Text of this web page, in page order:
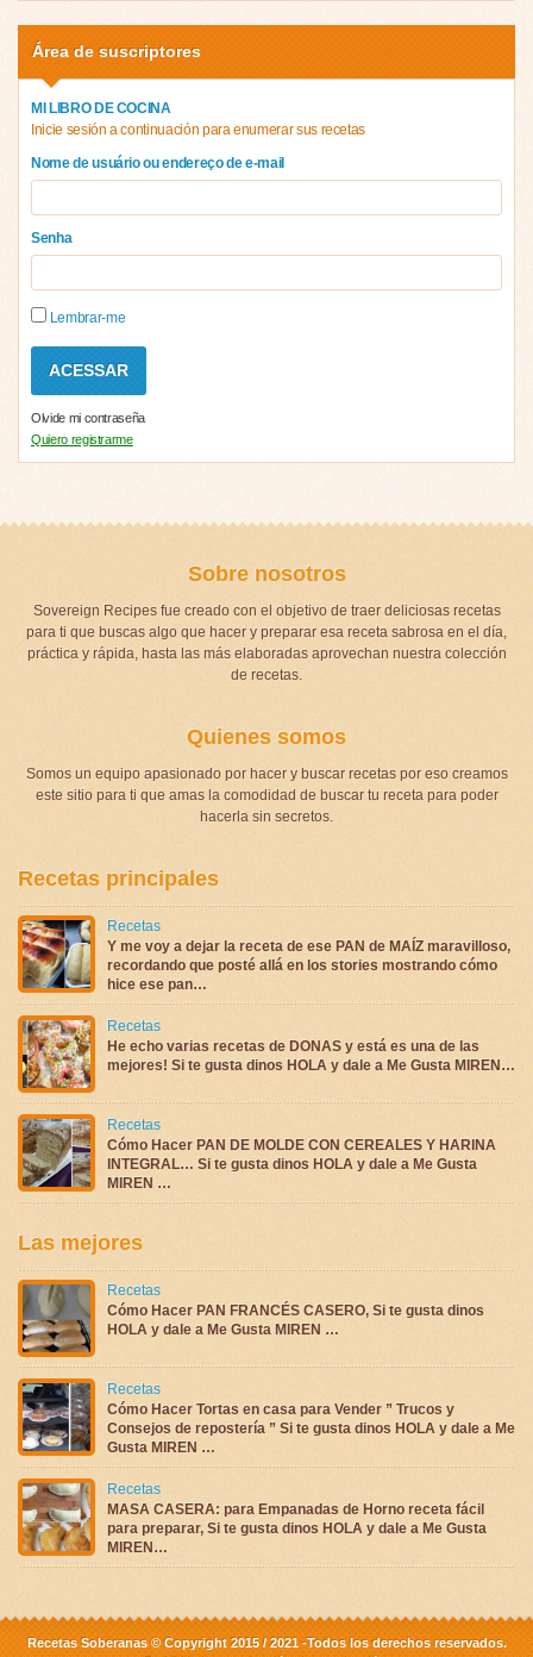
Área de suscriptores
MI LIBRO DE COCINA
Inicie sesión a continuación para enumerar sus recetas
Nome de usuário ou endereço de e-mail
Senha
Lembrar-me
Olvide mi contraseña
Quiero registrarme
Sobre nosotros
Sovereign Recipes fue creado con el objetivo de traer deliciosas recetas
para ti que buscas algo que hacer y preparar esa receta sabrosa en el día,
práctica y rápida, hasta las más elaboradas aprovechan nuestra colección
de recetas.
Quienes somos
Somos un equipo apasionado por hacer y buscar recetas por eso creamos
este sitio para ti que amas la comodidad de buscar tu receta para poder
hacerla sin secretos.
Recetas principales
Recetas
Y me voy a dejar la receta de ese PAN de MAÍZ maravilloso,
recordando que posté allá en los stories mostrando cómo
hice ese pan…
Recetas
He echo varias recetas de DONAS y está es una de las
mejores! Si te gusta dinos HOLA y dale a Me Gusta MIREN…
Recetas
Cómo Hacer PAN DE MOLDE CON CEREALES Y HARINA
INTEGRAL… Si te gusta dinos HOLA y dale a Me Gusta
MIREN …
Las mejores
Recetas
Cómo Hacer PAN FRANCÉS CASERO, Si te gusta dinos
HOLA y dale a Me Gusta MIREN …
Recetas
Cómo Hacer Tortas en casa para Vender ” Trucos y
Consejos de repostería ” Si te gusta dinos HOLA y dale a Me
Gusta MIREN …
Recetas
MASA CASERA: para Empanadas de Horno receta fácil
para preparar, Si te gusta dinos HOLA y dale a Me Gusta
MIREN…
Recetas Soberanas © Copyright 2015 / 2021 -Todos los derechos reservados.